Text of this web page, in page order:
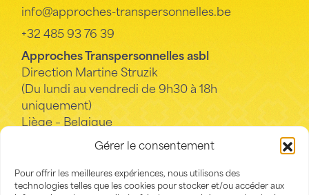
Gérer le consentement
Pour offrir les meilleures expériences, nous utilisons des
technologies telles que les cookies pour stocker et/ou accéder aux
info@approches-transpersonnelles.be
+32 485 93 76 39
Approches Transpersonnelles asbl
Direction Martine Struzik
(Du lundi au vendredi de 9h30 à 18h
uniquement)
Liège – Belgique